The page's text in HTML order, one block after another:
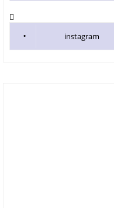
instagram